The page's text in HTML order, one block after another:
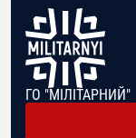
ГО "МІЛІТАРНИЙ"